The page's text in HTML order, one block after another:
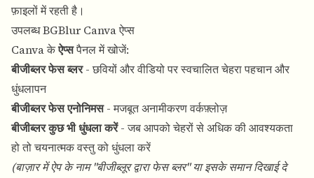
फ़ाइलों में रहती है।
उपलब्ध BGBlur Canva ऐप्स
Canva केऐप्सपैनल में खोजें:
बीजीब्लर फेस ब्लर- छवियों और वीडियो पर स्वचालित चेहरा पहचान और
धुंधलापन
बीजीब्लर फेस एनोनिमस- मजबूत अनामीकरण वर्कफ़्लोज़
बीजीब्लर कुछ भी धुंधला करें- जब आपको चेहरों से अधिक की आवश्यकता
हो तो चयनात्मक वस्तु को धुंधला करें
(बाज़ार में ऐप के नाम "बीजीब्लूर द्वारा फेस ब्लर" या इसके समान दिखाई दे